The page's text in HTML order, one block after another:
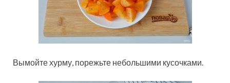
Вымойте хурму, порежьте небольшими кусочками.